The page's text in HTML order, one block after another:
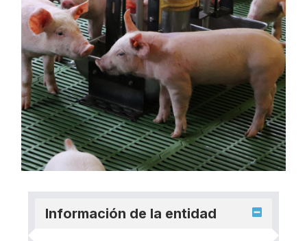
Información de la entidad